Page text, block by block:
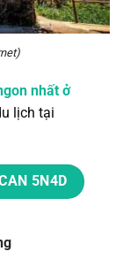
nhất ở
lịch tại
5N4D